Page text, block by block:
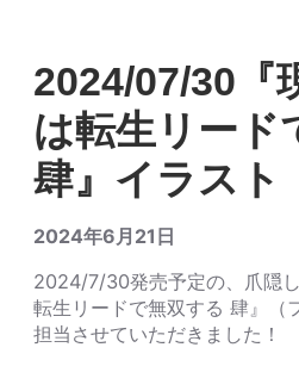
2024/07/30『
は転生リード
肆』イラスト
2024年6月21日
2024/7/30発売予定の、爪隠
転生リードで無双する 肆』（
担当させていただきました！